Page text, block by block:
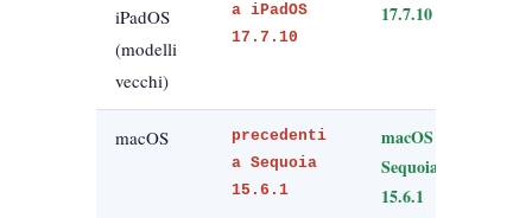
iPadOS
(modelli
vecchi)
a iPadOS
17.7.10
17.7.10
macOS
precedenti
a Sequoia
15.6.1
macOS
Sequoia
15.6.1